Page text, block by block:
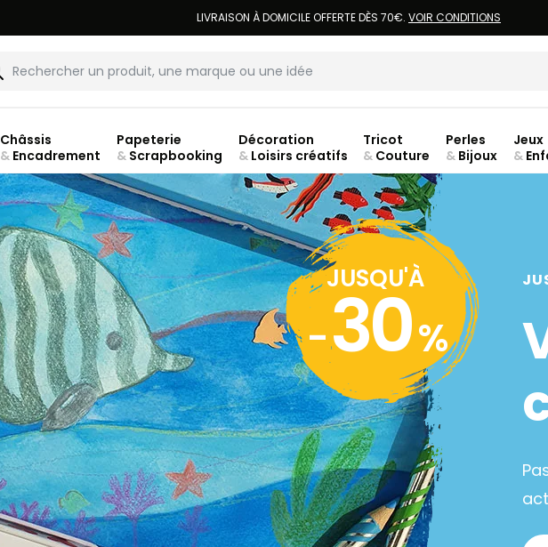
LIVRAISON À DOMICILE OFFERTE DÈS 70€. VOIR CONDITIONS
Châssis
&Encadrement
Papeterie
&Scrapbooking
Décoration
&Loisirs créatifs
Tricot
& Couture
Perles
& Bijoux
Jeux
&
JUSQU'À
-30%